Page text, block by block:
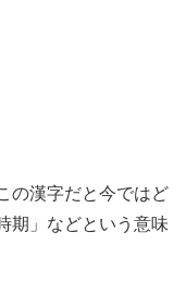
の漢字だと今ではど
期」などという意味